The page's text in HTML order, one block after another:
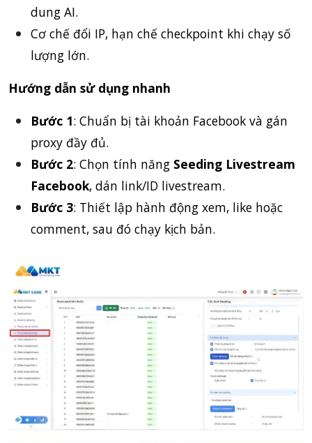
dung AI.
Cơ chế đổi IP, hạn chế checkpoint khi chạy số
lượng lớn.
Hướng dẫn sử dụng nhanh
Bước 1: Chuẩn bị tài khoản Facebook và gán
proxy đầy đủ.
Bước 2: Chọn tính năng Seeding Livestream
Facebook, dán link/ID livestream.
Bước 3: Thiết lập hành động xem, like hoặc
comment, sau đó chạy kịch bản.